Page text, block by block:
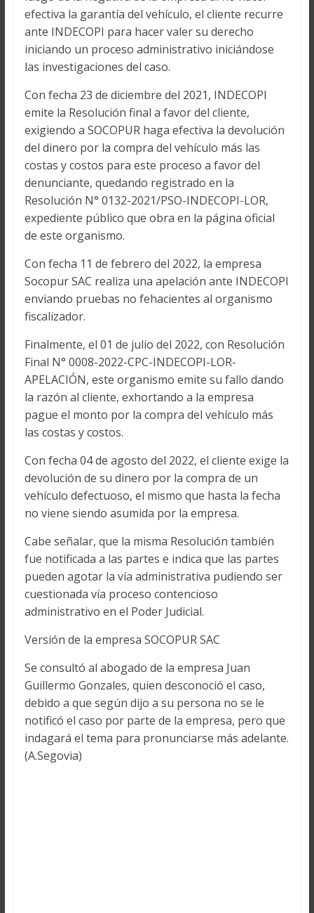
efectiva la garantía del vehículo, el cliente recurre
ante INDECOPI para hacer valer su derecho
iniciando un proceso administrativo iniciándose
las investigaciones del caso.
Con fecha 23 de diciembre del 2021, INDECOPI
emite la Resolución final a favor del cliente,
exigiendo a SOCOPUR haga efectiva la devolución
del dinero por la compra del vehículo más las
costas y costos para este proceso a favor del
denunciante, quedando registrado en la
Resolución N° 0132-2021/PSO-INDECOPI-LOR,
expediente público que obra en la página oficial
de este organismo.
Con fecha 11 de febrero del 2022, la empresa
Socopur SAC realiza una apelación ante INDECOPI
enviando pruebas no fehacientes al organismo
fiscalizador.
Finalmente, el 01 de julio del 2022, con Resolución
Final N° 0008-2022-CPC-INDECOPI-LOR-
APELACIÓN, este organismo emite su fallo dando
la razón al cliente, exhortando a la empresa
pague el monto por la compra del vehículo más
las costas y costos.
Con fecha 04 de agosto del 2022, el cliente exige la
devolución de su dinero por la compra de un
vehículo defectuoso, el mismo que hasta la fecha
no viene siendo asumida por la empresa.
Cabe señalar, que la misma Resolución también
fue notificada a las partes e indica que las partes
pueden agotar la vía administrativa pudiendo ser
cuestionada vía proceso contencioso
administrativo en el Poder Judicial.
Versión de la empresa SOCOPUR SAC
Se consultó al abogado de la empresa Juan
Guillermo Gonzales, quien desconoció el caso,
debido a que según dijo a su persona no se le
notificó el caso por parte de la empresa, pero que
indagará el tema para pronunciarse más adelante.
(A.Segovia)